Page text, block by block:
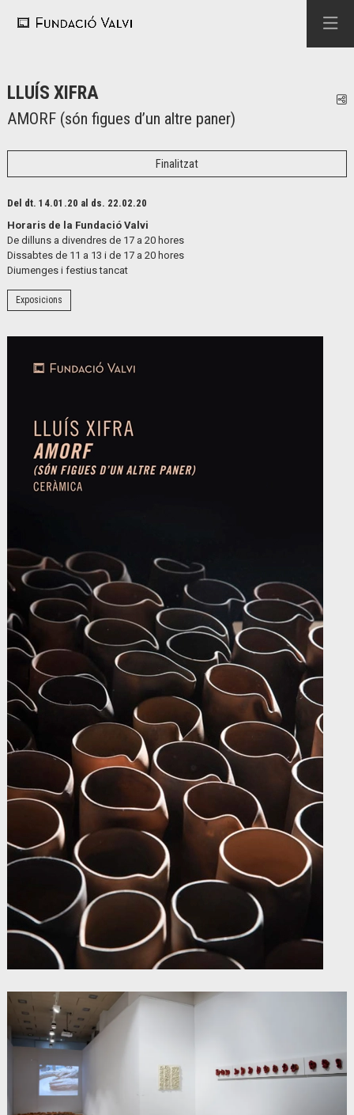
LLUÍS XIFRA
AMORF (són figues d’un altre paner)
Finalitzat
Del dt. 14.01.20 al ds. 22.02.20
Horaris de la Fundació Valvi
De dilluns a divendres de 17 a 20 hores
Dissabtes de 11 a 13 i de 17 a 20 hores
Diumenges i festius tancat
Exposicions